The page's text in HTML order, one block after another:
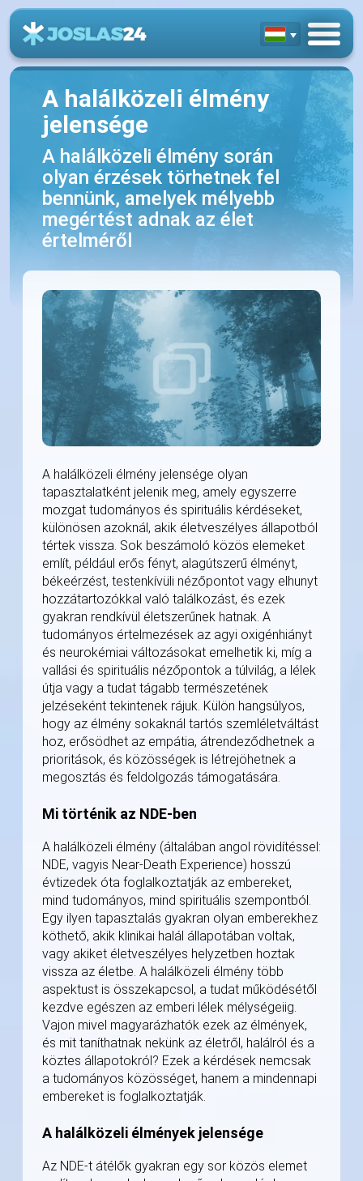
A halálközeli élmény
jelensége
A halálközeli élmény során
olyan érzések törhetnek fel
bennünk, amelyek mélyebb
megértést adnak az élet
értelméről
A halálközeli élmény jelensége olyan
tapasztalatként jelenik meg, amely egyszerre
mozgat tudományos és spirituális kérdéseket,
különösen azoknál, akik életveszélyes állapotból
tértek vissza. Sok beszámoló közös elemeket
említ, például erős fényt, alagútszerű élményt,
békeérzést, testenkívüli nézőpontot vagy elhunyt
hozzátartozókkal való találkozást, és ezek
gyakran rendkívül életszerűnek hatnak. A
tudományos értelmezések az agyi oxigénhiányt
és neurokémiai változásokat emelhetik ki, míg a
vallási és spirituális nézőpontok a túlvilág, a lélek
útja vagy a tudat tágabb természetének
jelzéseként tekintenek rájuk. Külön hangsúlyos,
hogy az élmény sokaknál tartós szemléletváltást
hoz, erősödhet az empátia, átrendeződhetnek a
prioritások, és közösségek is létrejöhetnek a
megosztás és feldolgozás támogatására.
Mi történik az NDE-ben
A halálközeli élmény (általában angol rövidítéssel:
NDE, vagyis Near-Death Experience) hosszú
évtizedek óta foglalkoztatják az embereket,
mind tudományos, mind spirituális szempontból.
Egy ilyen tapasztalás gyakran olyan emberekhez
köthető, akik klinikai halál állapotában voltak,
vagy akiket életveszélyes helyzetben hoztak
vissza az életbe. A halálközeli élmény több
aspektust is összekapcsol, a tudat működésétől
kezdve egészen az emberi lélek mélységeiig.
Vajon mivel magyarázhatók ezek az élmények,
és mit taníthatnak nekünk az életről, halálról és a
köztes állapotokról? Ezek a kérdések nemcsak
a tudományos közösséget, hanem a mindennapi
embereket is foglalkoztatják.
A halálközeli élmények jelensége
Az NDE-t átélők gyakran egy sor közös elemet